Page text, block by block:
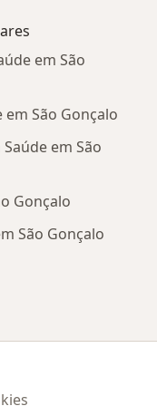
em São
São Gonçalo
em São
Gonçalo
São Gonçalo